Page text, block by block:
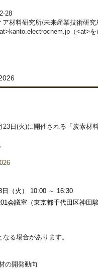
28
材料研究所/未来産業技術研究
（<at>を
日(火)に開催される「炭素材
日（火） 10:00 ～ 16:30
会議室（東京都千代田区神田駿
る場合があります。
の開発動向